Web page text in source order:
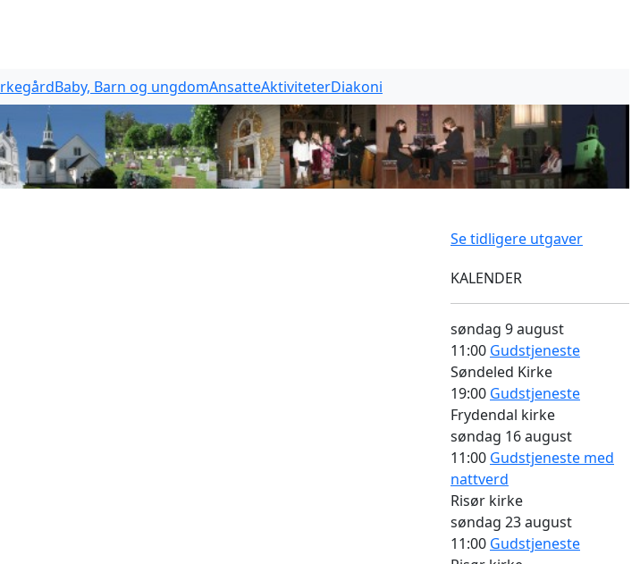
Baby, Barn og ungdomAnsatteAktiviteterDiakoni
Se tidligere utgaver
KALENDER
søndag 9 august
11:00 Gudstjeneste
Søndeled Kirke
19:00 Gudstjeneste
Frydendal kirke
søndag 16 august
11:00 Gudstjeneste med
nattverd
Risør kirke
søndag 23 august
11:00 Gudstjeneste